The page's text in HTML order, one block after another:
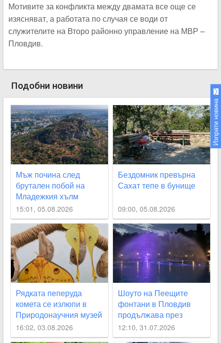
Мотивите за конфликта между двамата все още се
изясняват, а работата по случая се води от
служителите на Второ районно управление на МВР –
Пловдив.
Подобни новини
Мъж почина след
брутален побой на
Младежкия хълм
15:01, 05.08.2026
Бездомник превърна
Сахат тепе в бунище
09:00, 05.08.2026
Рядката пеперуда
комета се излюпи в
Природонаучния музей
16:02, 03.08.2026
Шоуто на Пеещите
фонтани в Пловдив
продължава през
август с поредицата
„Открий Пловдив“
12:10, 31.07.2026
Изпрати новина